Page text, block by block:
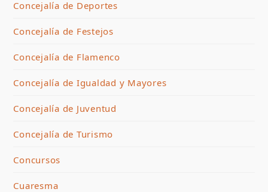
Concejalía de Deportes
Concejalía de Festejos
Concejalía de Flamenco
Concejalía de Igualdad y Mayores
Concejalía de Juventud
Concejalía de Turismo
Concursos
Cuaresma